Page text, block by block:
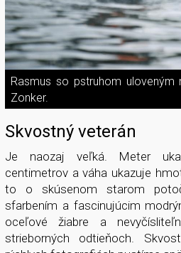
Rasmus so pstruhom uloveným
Zonker.
Skvostný veterán
Je naozaj veľká. Meter
centimetrov a váha ukazuje
to o skúsenom starom
sfarbením a fascinujúcim
oceľové žiabre a
strieborných odtieňoch.